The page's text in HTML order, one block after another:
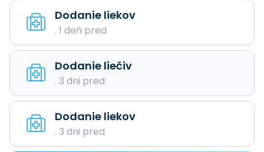
Dodanie liekov
. 1 deň pred
Dodanie liečiv
. 3 dni pred
Dodanie liekov
. 3 dni pred